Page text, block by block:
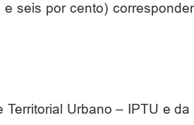
seis por cento)
Urbano – IPTU e